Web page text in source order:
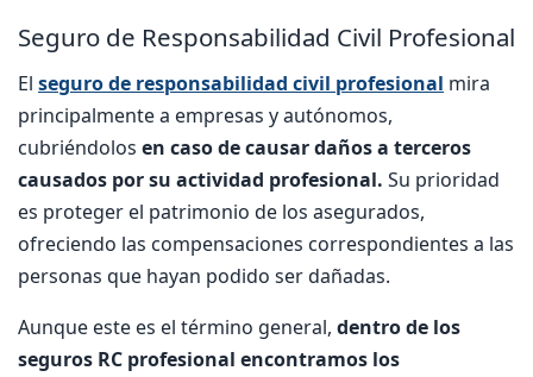
Seguro de Responsabilidad Civil Profesional
El seguro de responsabilidad civil profesional mira
principalmente a empresas y autónomos,
cubriéndolos en caso de causar daños a terceros
causados por su actividad profesional. Su prioridad
es proteger el patrimonio de los asegurados,
ofreciendo las compensaciones correspondientes a las
personas que hayan podido ser dañadas.
Aunque este es el término general, dentro de los
seguros RC profesional encontramos los